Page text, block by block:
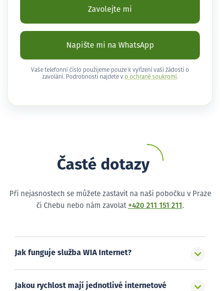
Zavolejte mi
Napište mi na WhatsApp
Vaše telefonní číslo použijeme pouze k vyřízení vaší žádosti o
zavolání. Podrobnosti najdete v o ochraně soukromí .
Časté dotazy
Při nejasnostech se můžete zastavit na naši pobočku v Praze
či Chebu nebo nám zavolat +420 211 151 211 .
Jak funguje služba WIA Internet?
Jakou rychlost mají jednotlivé internetové